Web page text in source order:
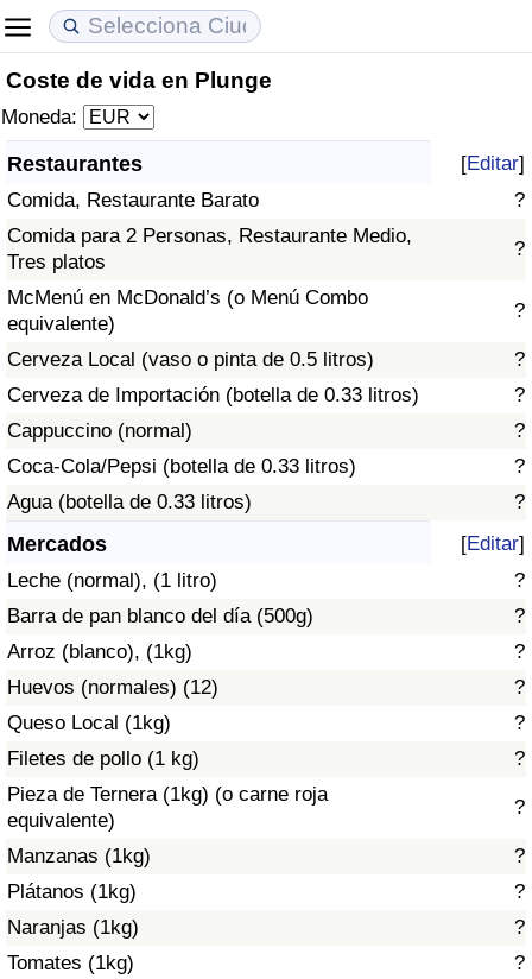
Coste de vida en Plunge
Moneda:
Restaurantes [Editar]
Comida, Restaurante Barato
?
Comida para 2 Personas, Restaurante Medio,
Tres platos
?
McMenú en McDonald’s (o Menú Combo
equivalente)
?
Cerveza Local (vaso o pinta de 0.5 litros)
?
Cerveza de Importación (botella de 0.33 litros)
?
Cappuccino (normal)
?
Coca-Cola/Pepsi (botella de 0.33 litros)
?
Agua (botella de 0.33 litros)
?
Mercados [Editar]
Leche (normal), (1 litro)
?
Barra de pan blanco del día (500g)
?
Arroz (blanco), (1kg)
?
Huevos (normales) (12)
?
Queso Local (1kg)
?
Filetes de pollo (1 kg)
?
Pieza de Ternera (1kg) (o carne roja
equivalente)
?
Manzanas (1kg)
?
Plátanos (1kg)
?
Naranjas (1kg)
?
Tomates (1kg)
?
Coste de vida
Índice de Costo de Vida
Índice de costo de vida por país
en aqaba
Precios de las propiedades
Índice de Precios de Inmuebles
Índice de Precios de Inmuebles por País
Calidad de Vida
Índice de Calidad de Vida (Actual)
Índice de calidad de vida por país
Delincuencia
Calificación del Índice de Criminalidad
(Actual)
Índice de Criminalidad
Índice de criminalidad por país
Sanidad
Índice de Sanidad (Actual)
Índice de Sanidad
Índice de Sanidad por País
Contaminación
Índice de Contaminación (Actual)
Índice de contaminación